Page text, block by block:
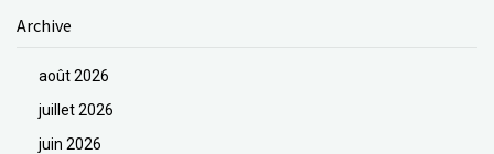
Archive
août 2026
juillet 2026
juin 2026